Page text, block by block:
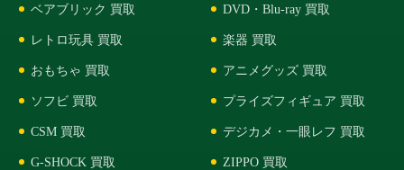
ベアブリック 買取 DVD・Blu-ray 買取
レトロ玩具 買取 楽器 買取
おもちゃ 買取 アニメグッズ 買取
ソフビ 買取 プライズフィギュア 買取
CSM 買取 デジカメ・一眼レフ 買取
G-SHOCK 買取 ZIPPO 買取